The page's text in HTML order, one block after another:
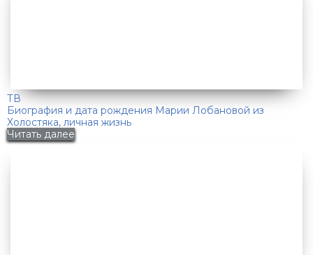
ТВ
Биография и дата рождения Марии Лобановой из
Холостяка, личная жизнь
Читать далее